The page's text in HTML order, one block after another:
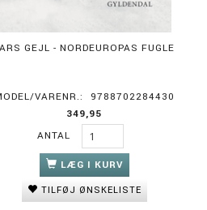
GEJL - NORDEUROPAS FUGLE
VARENR.:
9788702284430
349,95
ANTAL
LÆG I KURV
TILFØJ ØNSKELISTE